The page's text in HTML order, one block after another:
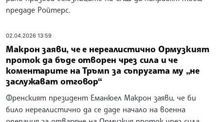
предаде Ройтерс.
02.04.2026 13:59
Макрон заяви, че е нереалистично Ормузкият
проток да бъде отворен чрез сила и че
коментарите на Тръмп за съпругата му „не
заслужават отговор“
Френският президент Еманюел Макрон заяви, че би
било нереалистично да се даде начало на военна